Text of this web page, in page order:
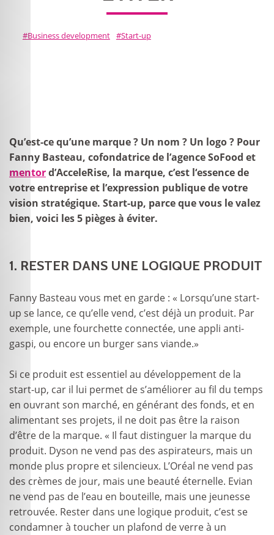
Business development Start-up
Qu’est-ce qu’une marque ? Un nom ? Un logo ? Pour
Fanny Basteau, cofondatrice de l’agence SoFood et
mentord’AcceleRise, la marque, c’est l‘essence de
votre entreprise et l’expression publique de votre
vision stratégique. Start-up, parce que vous le valez
bien, voici les 5 pièges à éviter.
1. RESTER DANS UNE LOGIQUE PRODUIT
Fanny Basteau vous met en garde : « Lorsqu’une start-
up se lance, ce qu’elle vend, c’est déjà un produit. Par
exemple, une fourchette connectée, une appli anti-
gaspi, ou encore un burger sans viande.»
Si ce produit est essentiel au développement de la
start-up, car il lui permet de s’améliorer au fil du temps
en ouvrant son marché, en générant des fonds, et en
alimentant ses projets, il ne doit pas être la raison
d’être de la marque. « Il faut distinguer la marque du
produit. Dyson ne vend pas des aspirateurs, mais un
monde plus propre et silencieux. L’Oréal ne vend pas
des crèmes de jour, mais une beauté éternelle. Evian
ne vend pas de l’eau en bouteille, mais une jeunesse
retrouvée. Rester dans une logique produit, c’est se
condamner à toucher un plafond de verre à un